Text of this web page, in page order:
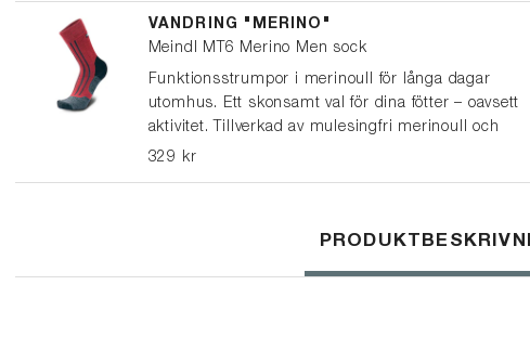
VANDRING "MERINO"
Meindl MT6 Merino Men sock
Funktionsstrumpor i merinoull för långa dagar
utomhus. Ett skonsamt val för dina fötter – oavsett
aktivitet. Tillverkad av mulesingfri merinoull och
syntetiskt garn, vilket ger optimal passform och ett
329 kr